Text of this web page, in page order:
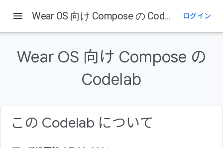
1. はじめに
学習内容
menu Wear OS 向け Compose の Codelab ログイン
Wear OS 向け Compose の
Codelab
この Codelab について